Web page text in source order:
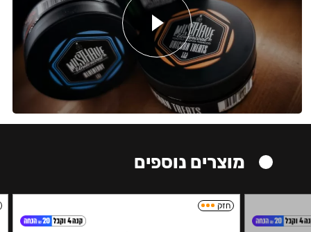
מוצרים נוספים
חזק